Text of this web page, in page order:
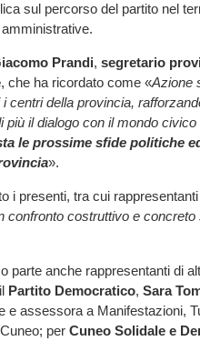
sul percorso del partito nel
Prandi, segretario
, che ha ricordato come «Azione
centri della provincia,
più il dialogo con il mondo
le prossime sfide politiche
».
i presenti, tra cui
confronto costruttivo e concreto
parte anche rappresentanti di
Partito Democratico, Sara
e assessora a Manifestazioni,
per Cuneo Solidale e